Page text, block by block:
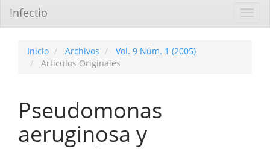
Infectio
Inicio Archivos
Vol. 9 Núm. 1 (2005)
Articulos Originales
Pseudomonas
aeruginosa y